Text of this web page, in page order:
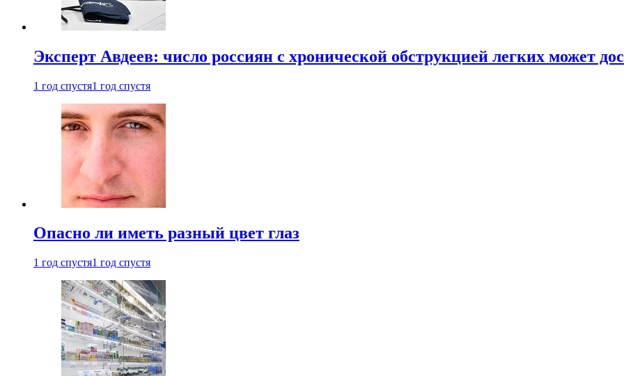
Эксперт Авдеев: число россиян с хронической обструкцией легких может
1 год спустя1 год спустя
Опасно ли иметь разный цвет глаз
1 год спустя1 год спустя